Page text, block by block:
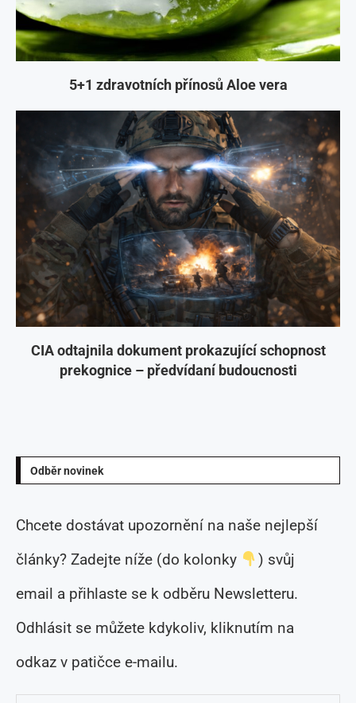
5+1 zdravotních přínosů Aloe vera
CIA odtajnila dokument prokazující schopnost
prekognice – předvídaní budoucnosti
Odběr novinek
Chcete dostávat upozornění na naše nejlepší
články? Zadejte níže (do kolonky
) svůj
email a přihlaste se k odběru Newsletteru.
Odhlásit se můžete kdykoliv, kliknutím na
odkaz v patičce e-mailu.